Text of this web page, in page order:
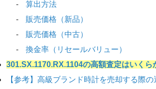
算出方法
販売価格（新品）
販売価格（中古）
換金率（リセールバリュー）
301.SX.1170.RX.1104の高額査定はいくら
【参考】高級ブランド時計を売却する際の